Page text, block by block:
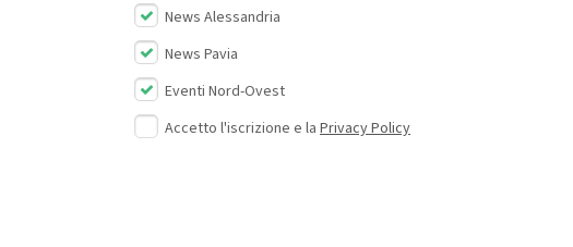
News Alessandria
News Pavia
Eventi Nord-Ovest
Accetto l'iscrizione e la Privacy Policy